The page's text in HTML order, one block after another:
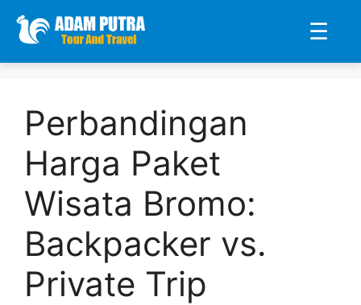
☰
Perbandingan
Harga Paket
Wisata Bromo:
Backpacker vs.
Private Trip